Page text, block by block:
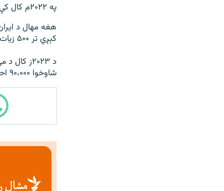
په ۲۰۲۲م کال کې د مهسا امیني له مړینې وروسته په ایران کې مظاهرې هم شوې وې.
هغه مهال د
کېږي تر ۵۰۰ زیات کسان وژل شوي او ګڼ نور زخميان شوي ول.
شاوخوا ۹۰،۰۰۰ احتجاج کوونکي بخښلي دي.